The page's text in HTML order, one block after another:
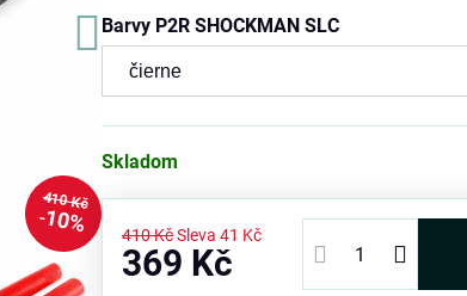
410 Kč
10%
Barvy P2R SHOCKMAN SLC
Skladom
410 Kč Sleva 41 Kč
369 Kč